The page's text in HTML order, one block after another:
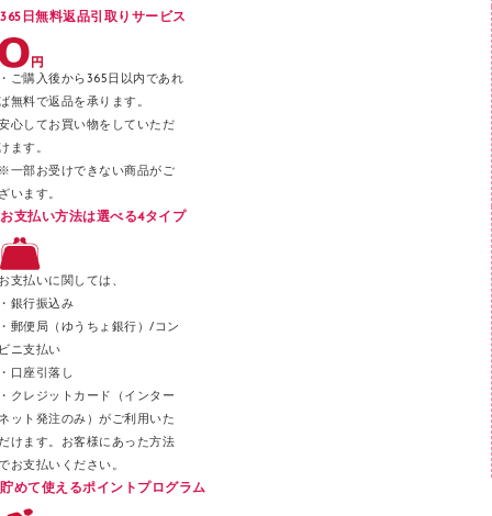
テープカッター
その他文具
セロハンテープ
スティックのり
クリップ
カッター
365日無料返品引取りサービス
ご購入後から365日以内であれ
無料で返品を承ります。
心してお買い物をしていただ
ます。
一部お受けできない商品がご
います。
お支払い方法は選べる4タイプ
支払いに関しては、
銀行振込み
郵便局（ゆうちょ銀行）/コン
ニ支払い
口座引落し
クレジットカード（インター
ット発注のみ）がご利用いた
けます。お客様にあった方法
お支払いください。
貯めて使えるポイントプログラム